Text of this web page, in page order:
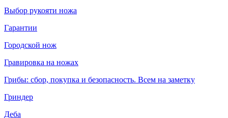
Выбор рукояти ножа
Гарантии
Городской нож
Гравировка на ножах
Грибы: сбор, покупка и безопасность. Всем на заметку
Гриндер
Деба